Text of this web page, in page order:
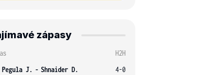
zápasy
H2H
Pegula J. - Shnaider D.
4-0